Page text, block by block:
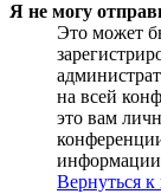
Я не могу
Это может
на всей
это вам
Вернуться к